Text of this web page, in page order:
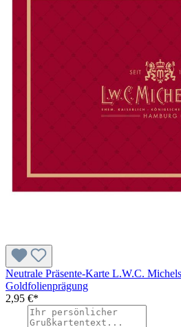
Neutrale Präsente-Karte L.W.C.
Goldfolienprägung
2,95 €*